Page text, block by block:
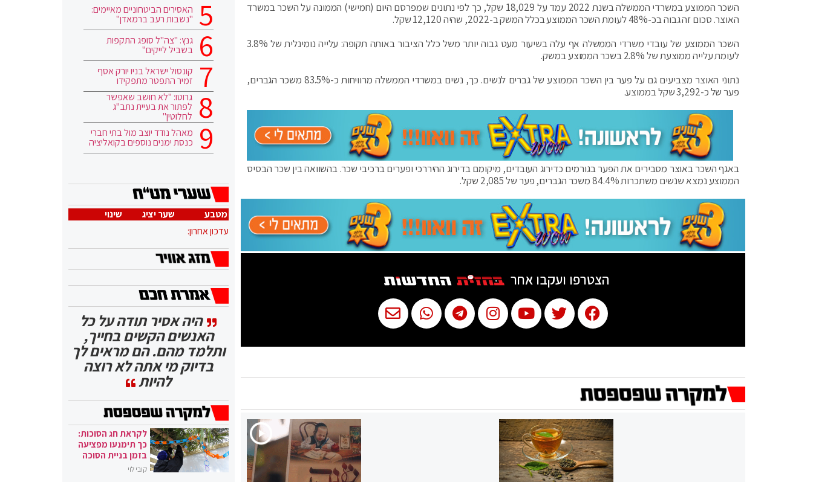
השכר הממוצע במשרדי הממשלה בשנת 2022 עמד על 18,029 שקל, כך לפי נתונים שמפרסם היום (חמישי) הממונה על השכר במשרד
האוצר. סכום זה גבוה בכ-48% לעומת השכר הממוצע בכלל המשק ב-2022, שהיה 12,120 שקל.
השכר הממוצע של עובדי משרדי הממשלה אף עלה בשיעור מעט גבוה יותר משל כלל הציבור באותה תקופה: עלייה נומינלית של 3.8%
לעומת עלייה ממוצעת של 2.8% בשכר הממוצע במשק.
נתוני האוצר מצביעים גם על פער בין השכר הממוצע של גברים לנשים. כך, נשים במשרדי הממשלה מרוויחות כ-83.5% משכר הגברים,
פער של כ-3,292 שקל בממוצע.
באגף השכר באוצר מסבירים את הפער בגורמים כדירוג העובדים, מיקומם בדירוג ההיררכי ופערים ברכיבי שכר. בהשוואה בין שכר הבסיס
הממוצע נמצא שנשים משתכרות 84.4% משכר הגברים, פער של 2,085 שקל.
הצטרפו ועקבו אחר
האסירים הביטחוניים מאיימים:
"נשבות רעב ברמאדן"
גנץ: "צה"ל סופג התקפות
בשביל לייקים"
קונסול ישראל בניו יורק אסף
זמיר התפטר מתפקידו
גרוטו: "לא חושב שאפשר
לפתור את בעיית נתב"ג
לחלוטין"
מאהל נודד יוצב מול בתי חברי
כנסת ימנים נוספים בקואליציה
מטבע שער יציג
שינוי
עדכון אחרון:
היה אסיר תודה על כל
האנשים הקשים בחייך,
ותלמד מהם. הם מראים לך
בדיוק מי אתה לא רוצה
להיות
לקראת חג הסוכות:
כך תימנעו מפציעה
בזמן בניית הסוכה
קובי לוי